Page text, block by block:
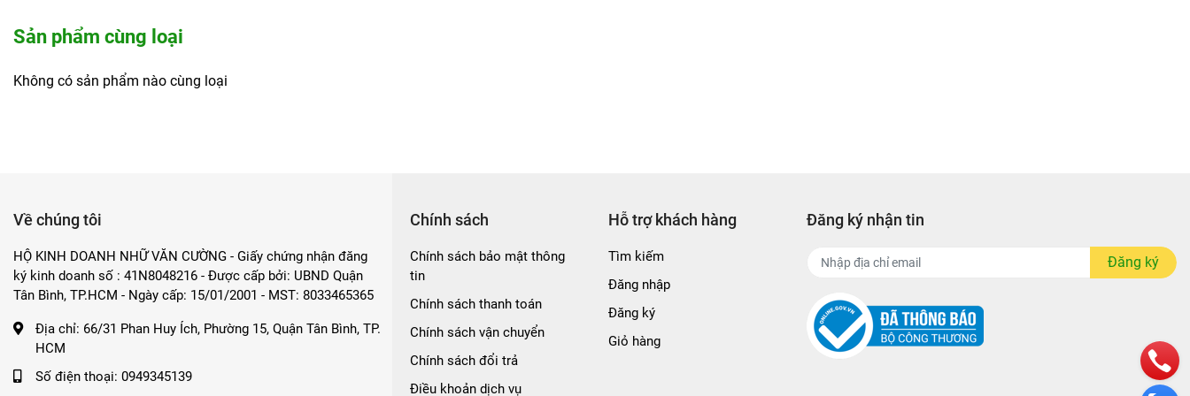
Trong những dịp sum họp hay tiệc tùng tại nhà, sản phẩm cũng có thể được dùng như một phần của bộ chăm sóc cá nhân, thể hiện
muốn hướng tới lối sống xanh và bền vững.
Sản phẩm cùng loại
Không có sản phẩm nào cùng loại
Về chúng tôi
HỘ KINH DOANH NHỮ VĂN CƯỜNG - Giấy chứng nhận đăng
ký kinh doanh số : 41N8048216 - Được cấp bởi: UBND Quận
Tân Bình, TP.HCM - Ngày cấp: 15/01/2001 - MST: 8033465365
Địa chỉ: 66/31 Phan Huy Ích, Phường 15, Quận Tân Bình, TP.
HCM
Số điện thoại: 0949345139
Chính sách
Chính sách bảo mật thông
tin
Chính sách thanh toán
Chính sách vận chuyển
Chính sách đổi trả
Điều khoản dịch vụ
Hỗ trợ khách hàng
Tìm kiếm
Đăng nhập
Đăng ký
Giỏ hàng
Đăng ký nhận tin
Đăng ký